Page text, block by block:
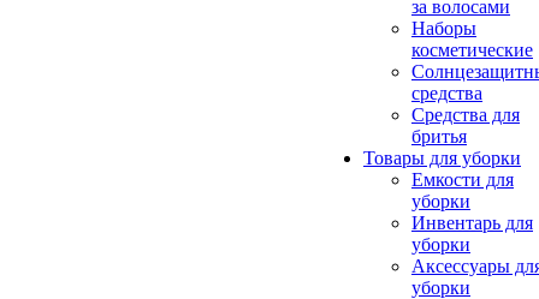
за волосами
Наборы
косметические
средства
Средства для
бритья
Товары для уборки
Емкости для
уборки
Инвентарь для
уборки
Аксессуары
уборки